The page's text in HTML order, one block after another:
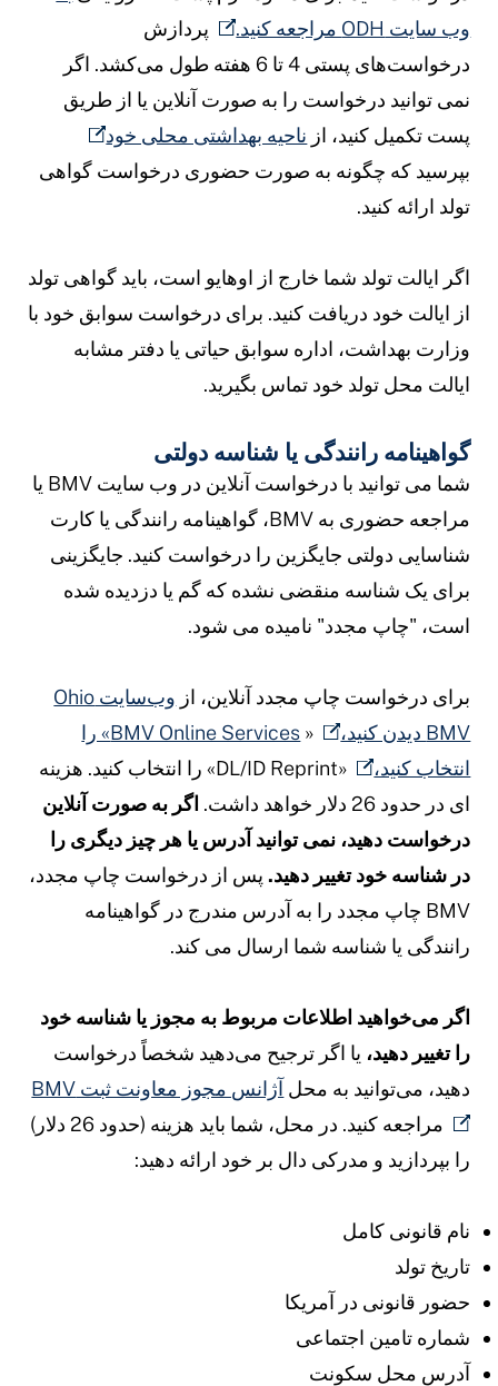
وب سایت ODH مراجعه کنید.
پردازش
درخواست‌های پستی 4 تا 6 هفته طول می‌کشد. اگر
نمی توانید درخواست را به صورت آنلاین یا از طریق
پست تکمیل کنید، ازناحیه بهداشتی محلی خود
بپرسید که چگونه به صورت حضوری درخواست گواهی
تولد ارائه کنید.
اگر ایالت تولد شما خارج از اوهایو است، باید گواهی تولد
از ایالت خود دریافت کنید. برای درخواست سوابق خود با
وزارت بهداشت، اداره سوابق حیاتی یا دفتر مشابه
ایالت محل تولد خود تماس بگیرید.
گواهینامه رانندگی یا شناسه دولتی
شما می توانید با درخواست آنلاین در وب سایت BMV یا
مراجعه حضوری به BMV، گواهینامه رانندگی یا کارت
شناسایی دولتی جایگزین را درخواست کنید. جایگزینی
برای یک شناسه منقضی نشده که گم یا دزدیده شده
است، "چاپ مجدد" نامیده می شود.
برای درخواست چاپ مجدد آنلاین، از
وب‌سایت Ohio
BMV دیدن کنید،
«
BMV Online Services» را
انتخاب کنید،
«DL/ID Reprint» را انتخاب کنید. هزینه
ای در حدود 26 دلار خواهد داشت.
اگر به صورت آنلاین
درخواست دهید، نمی توانید آدرس یا هر چیز دیگری را
در شناسه خود تغییر دهید.پس از درخواست چاپ مجدد،
BMV چاپ مجدد را به آدرس مندرج در گواهینامه
رانندگی یا شناسه شما ارسال می کند.
اگر می‌خواهید اطلاعات مربوط به مجوز یا شناسه خود
را تغییر دهید،یا اگر ترجیح می‌دهید شخصاً درخواست
دهید، می‌توانید به محلآژانس مجوز معاونت ثبت BMV
مراجعه کنید. در محل، شما باید هزینه (حدود 26 دلار)
را بپردازید و مدرکی دال بر خود ارائه دهید:
نام قانونی کامل
تاریخ تولد
حضور قانونی در آمریکا
شماره تامین اجتماعی
آدرس محل سکونت